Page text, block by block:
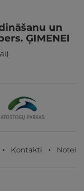
un
ĢIMENEI
Kontakti